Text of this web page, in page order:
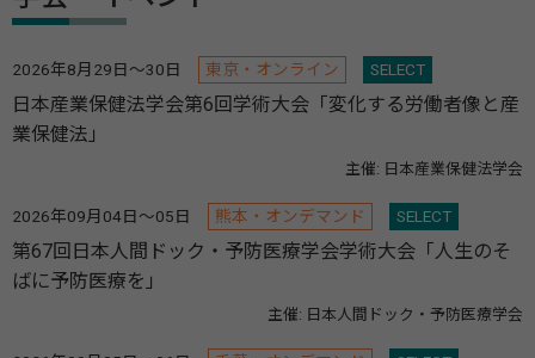
2026年8月29日～30日 東京・オンライン SELECT
日本産業保健法学会第6回学術大会「変化する労働者像と産
業保健法」
主催: 日本産業保健法学会
2026年09月04日～05日 熊本・オンデマンド SELECT
第67回日本人間ドック・予防医療学会学術大会「人生のそ
ばに予防医療を」
主催: 日本人間ドック・予防医療学会